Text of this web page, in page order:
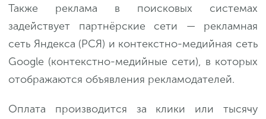
Также реклама в поисковых системах
задействует партнёрские сети — рекламная
сеть Яндекса (РСЯ) и контекстно-медийная сеть
Google (контекстно-медийные сети), в которых
отображаются объявления рекламодателей.
Оплата производится за клики или тысячу